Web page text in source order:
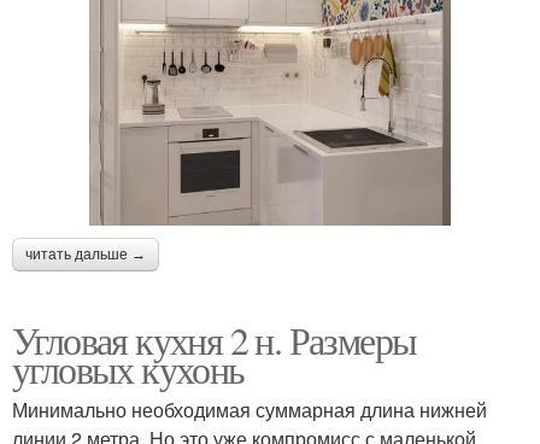
читать дальше →
Угловая кухня 2 н. Размеры
угловых кухонь
Минимально необходимая суммарная длина нижней
линии 2 метра. Но это уже компромисс с маленькой